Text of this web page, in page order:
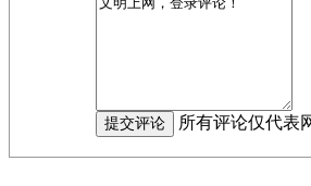
所有评论仅代表